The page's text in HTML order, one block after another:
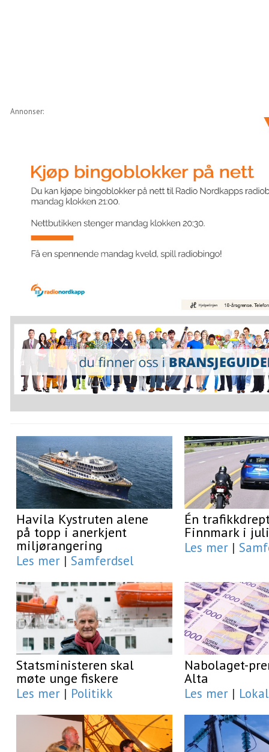
Annonser:
Havila Kystruten alene
på topp i anerkjent
miljørangering
Les mer | Samferdsel
Én
Finnmark i juli
Les mer |
Statsministeren skal
møte unge fiskere
Les mer | Politikk
Nabolaget-
Alta
Les mer | Lokal